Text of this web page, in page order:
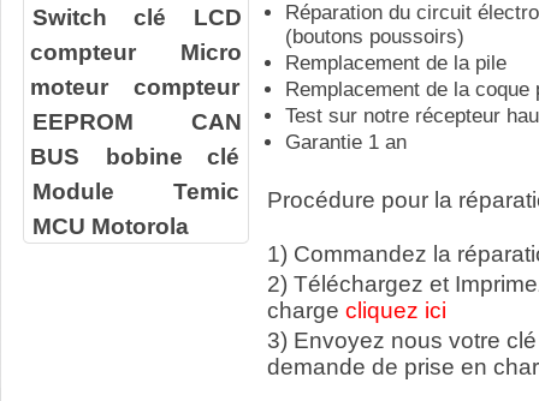
Switch clé
LCD
compteur
Micro
moteur compteur
EEPROM
CAN
BUS
bobine clé
Module Temic
MCU Motorola
Réparation du circuit
(boutons poussoirs)
Remplacement de la pile
Remplacement de la
Test sur notre récepteur
Garantie 1 an
Procédure pour la
1) Commandez la
2) Téléchargez et
charge cliquez ici
3) Envoyez nous votre
demande de prise en